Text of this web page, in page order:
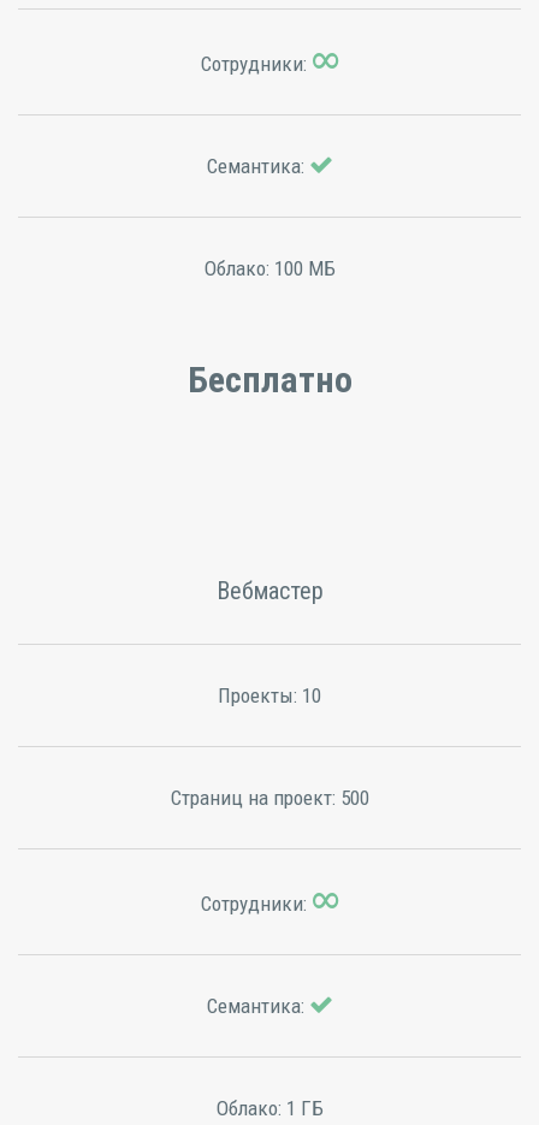
Сотрудники:
Семантика:
Облако: 100 МБ
Бесплатно
Вебмастер
Проекты: 10
Страниц на проект: 500
Сотрудники:
Семантика:
Облако: 1 ГБ